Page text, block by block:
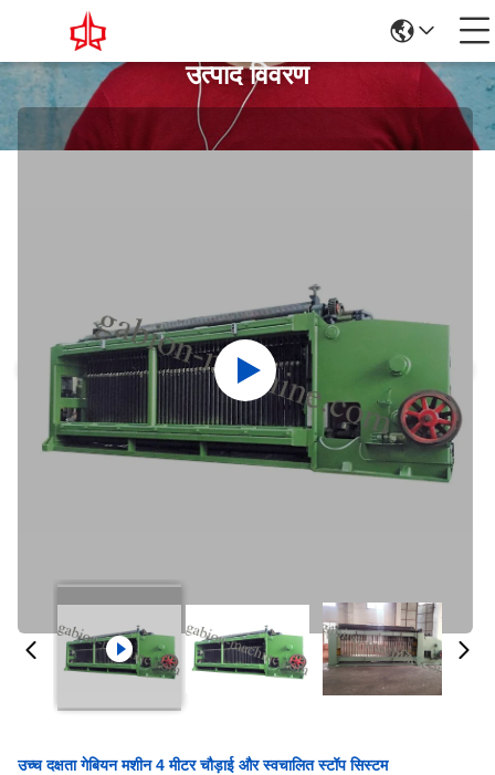
उत्पाद विवरण
उच्च दक्षता गेबियन मशीन 4 मीटर चौड़ाई और स्वचालित स्टॉप सिस्टम